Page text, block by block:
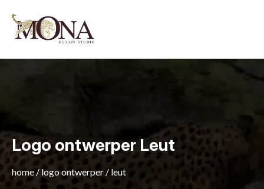
Logo ontwerper Leut
home /logo ontwerper / leut